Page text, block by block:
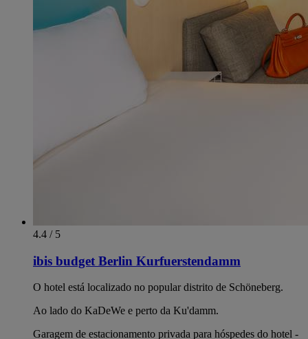
4.4 / 5
ibis budget Berlin Kurfuerstendamm
O hotel está localizado no popular distrito de Schöneberg.
Ao lado do KaDeWe e perto da Ku'damm.
Garagem de estacionamento privada para hóspedes do hotel -